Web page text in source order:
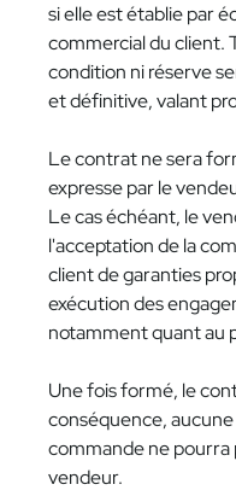
si elle est établie par
commercial du client.
condition ni réserve
et définitive, valant
Le contrat ne sera
expresse par le
Le cas échéant, le
l'acceptation de la
client de garanties
exécution des
notamment quant au
Une fois formé, le
conséquence,
commande ne pourra
vendeur.